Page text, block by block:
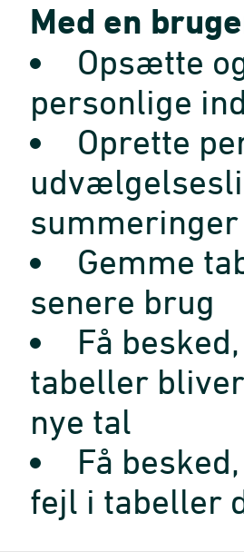
Med en
Opsætte
personlige
Oprette
summeringer
Gemme
senere brug
Få
tabeller
nye tal
Få
fejl i tabeller